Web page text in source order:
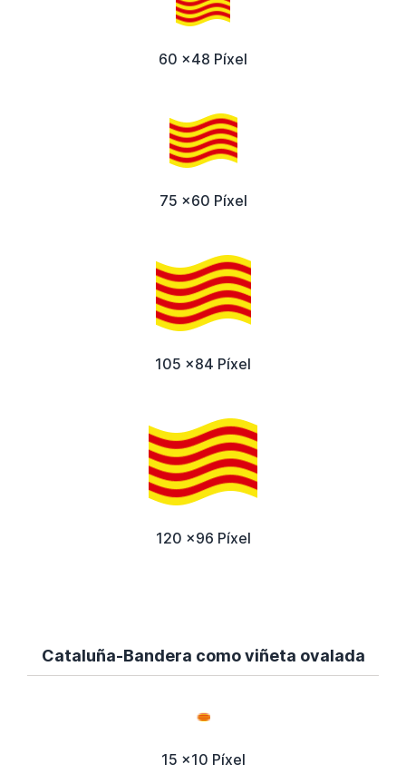
60 x48 Píxel
75 x60 Píxel
105 x84 Píxel
120 x96 Píxel
Cataluña-Bandera como viñeta ovalada
15 x10 Píxel